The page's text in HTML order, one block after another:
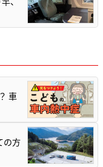
車
の方